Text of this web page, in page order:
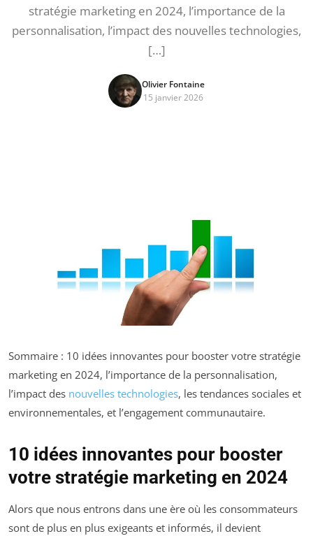
stratégie marketing en 2024, l’importance de la
personnalisation, l’impact des nouvelles technologies,
[…]
Olivier Fontaine
15 janvier 2026
Sommaire : 10 idées innovantes pour booster votre stratégie
marketing en 2024, l’importance de la personnalisation,
l’impact des nouvelles technologies, les tendances sociales et
environnementales, et l’engagement communautaire.
10 idées innovantes pour booster
votre stratégie marketing en 2024
Alors que nous entrons dans une ère où les consommateurs
sont de plus en plus exigeants et informés, il devient